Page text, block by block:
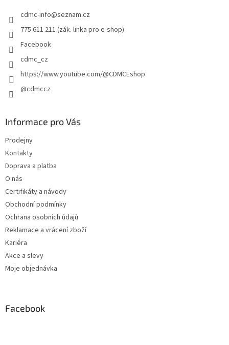
cdmc-info@seznam.cz
775 611 211 (zák. linka pro e-shop)
Facebook
cdmc_cz
https://www.youtube.com/@CDMCEshop
@cdmccz
Informace pro Vás
Prodejny
Kontakty
Doprava a platba
O nás
Certifikáty a návody
Obchodní podmínky
Ochrana osobních údajů
Reklamace a vrácení zboží
Kariéra
Akce a slevy
Moje objednávka
Facebook